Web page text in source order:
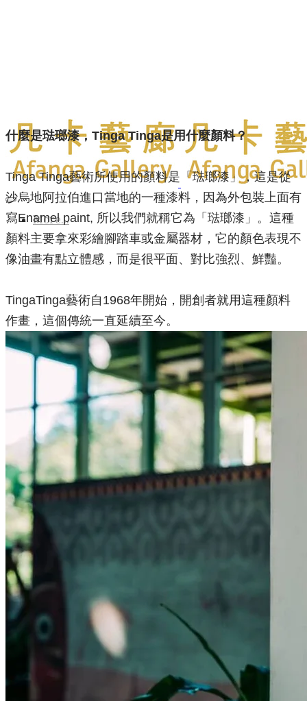
More...
什麼是琺瑯漆，Tinga Tinga是用什麼顏料？
Tinga Tinga藝術所使用的顏料是「琺瑯漆」，這是從
沙烏地阿拉伯進口當地的一種漆料，因為外包裝上面有
寫Enamel paint, 所以我們就稱它為「琺瑯漆」。 這種
顏料主要拿來彩繪腳踏車或金屬器材，它的顏色表現不
像油畫有點立體感，而是很平面、對比強烈、鮮豔。
TingaTinga藝術自1968年開始，開創者就用這種顏料
作畫，這個傳統一直延續至今。